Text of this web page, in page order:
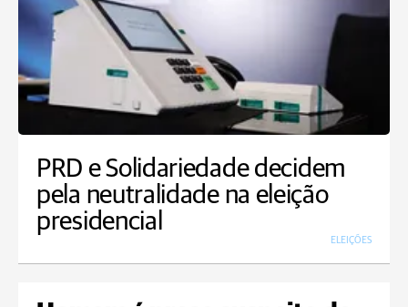
PRD e Solidariedade decidem
pela neutralidade na eleição
presidencial
ELEIÇÕES